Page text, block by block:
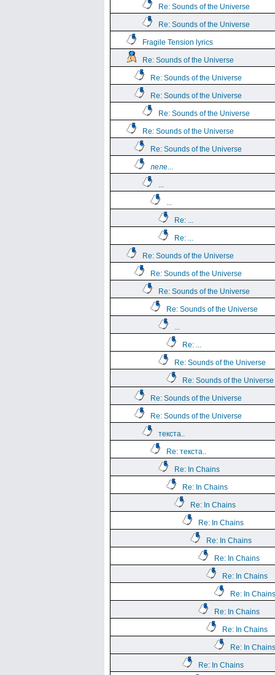
Re: Sounds of the Universe
Re: Sounds of the Universe
Fragile Tension lyrics
Re: Sounds of the Universe
Re: Sounds of the Universe
Re: Sounds of the Universe
Re: Sounds of the Universe
Re: Sounds of the Universe
Re: Sounds of the Universe
леле...
...
...
Re: ...
Re: ...
Re: Sounds of the Universe
Re: Sounds of the Universe
Re: Sounds of the Universe
Re: Sounds of the Universe
...
Re: ...
Re: Sounds of the Universe
Re: Sounds of the Universe
Re: Sounds of the Universe
Re: Sounds of the Universe
текста..
Re: текста..
Re: In Chains
Re: In Chains
Re: In Chains
Re: In Chains
Re: In Chains
Re: In Chains
Re: In Chains
Re: In Chains
Re: In Chains
Re: In Chains
Re: In Chains
Re: In Chains